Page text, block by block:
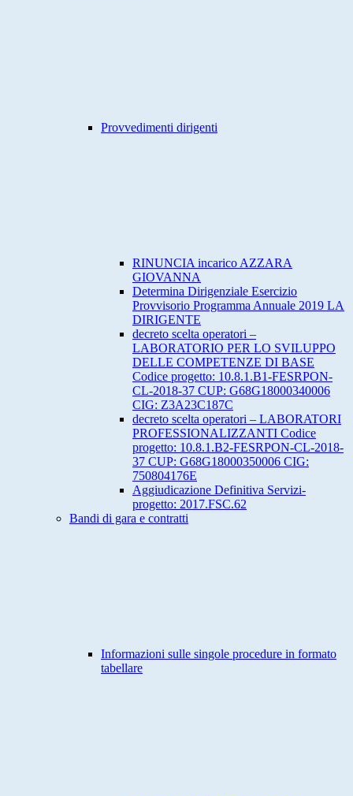
Provvedimenti dirigenti
RINUNCIA incarico AZZARA
GIOVANNA
Determina Dirigenziale Esercizio
Provvisorio Programma Annuale 2019 LA
DIRIGENTE
decreto scelta operatori –
LABORATORIO PER LO SVILUPPO
DELLE COMPETENZE DI BASE
Codice progetto: 10.8.1.B1-FESRPON-
CL-2018-37 CUP: G68G18000340006
CIG: Z3A23C187C
decreto scelta operatori – LABORATORI
PROFESSIONALIZZANTI Codice
progetto: 10.8.1.B2-FESRPON-CL-2018-
37 CUP: G68G18000350006 CIG:
750804176E
Aggiudicazione Definitiva Servizi-
progetto: 2017.FSC.62
Bandi di gara e contratti
Informazioni sulle singole procedure in formato
tabellare